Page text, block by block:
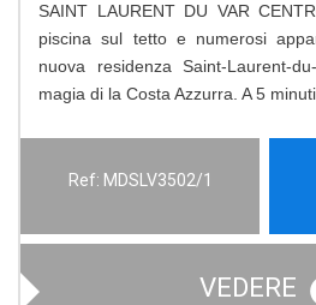
SAINT LAURENT DU VAR
piscina sul tetto e numerosi
nuova residenza Saint-Laurent-
magia di la Costa Azzurra. A 5
Ref: MDSLV3502/1
VEDERE